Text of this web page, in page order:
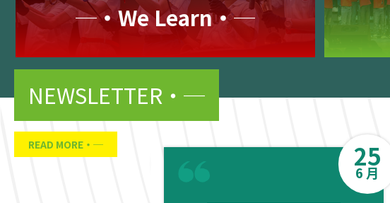
─‧We Learn‧─
NEWSLETTER
READ MORE 05 25
6 月